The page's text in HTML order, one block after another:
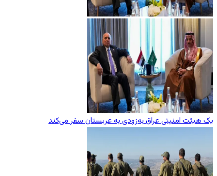
یک هیئت امنیتی عراق به‌زودی به عربستان سفر می‌کند